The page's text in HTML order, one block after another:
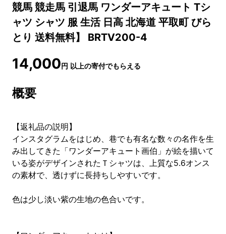
競馬 競走馬 引退馬 ワンダーアキュート Tシ
ャツ シャツ 服 生活 日高 北海道 平取町 びら
とり 送料無料】 BRTV200-4
14,000円 以上の寄付でもらえる
概要
【返礼品の説明】
インスタグラムをはじめ、巷でも有名な数々の名作を生
み出してきた「ワンダーアキュート画伯」が絵を描いて
いる姿がデザインされたＴシャツは、上質な5.6オンス
の素材で、透けずに長持ちしやすいです。
色は少し淡い紫の生地の色合いです。